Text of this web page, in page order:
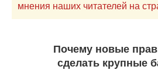
мнения наших читателей на
Почему новые
сделать крупные